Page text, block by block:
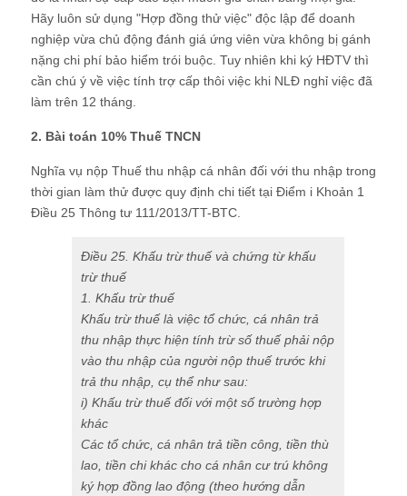
Hãy luôn sử dụng "Hợp đồng thử việc" độc lập để doanh
nghiệp vừa chủ động đánh giá ứng viên vừa không bị gánh
nặng chi phí bảo hiểm trói buộc. Tuy nhiên khi ký HĐTV thì
cần chú ý về việc tính trợ cấp thôi việc khi NLĐ nghỉ việc đã
làm trên 12 tháng.
2. Bài toán 10% Thuế TNCN
Nghĩa vụ nộp Thuế thu nhập cá nhân đối với thu nhập trong
thời gian làm thử được quy định chi tiết tại Điểm i Khoản 1
Điều 25 Thông tư 111/2013/TT-BTC
Điều 25. Khấu trừ thuế và chứng từ khấu
trừ thuế
1. Khấu trừ thuế
Khấu trừ thuế là việc tổ chức, cá nhân trả
thu nhập thực hiện tính trừ số thuế phải nộp
vào thu nhập của người nộp thuế trước khi
trả thu nhập , cụ thể như sau:
i) Khấu trừ thuế đối với một số trường hợp
khác
Các tổ chức, cá nhân trả tiền công, tiền thù
lao, tiền chi khác cho cá nhân cư trú không
ký hợp đồng lao động (theo hướng dẫn